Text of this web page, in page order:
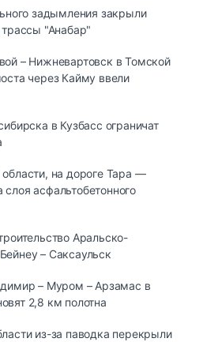
задымления закрыли
"Анабар"
– Нижневартовск в Томской
через Кайму ввели
в Кузбасс ограничат
на дороге Тара —
асфальтобетонного
Аральско-
– Саксаульск
– Муром – Арзамас в
2,8 км полотна
из-за паводка перекрыли